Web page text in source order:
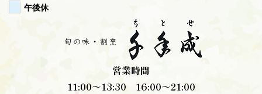
午後休
営業時間
11:00～13:30 16:00～21:00